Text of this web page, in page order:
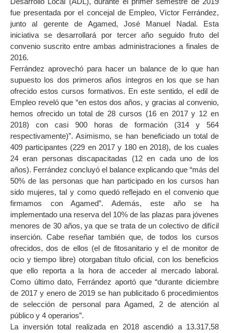
fue presentada por el concejal de Empleo, Víctor Ferrández,
junto al gerente de Agamed, José Manuel Nadal. Esta
iniciativa se desarrollará por tercer año seguido fruto del
convenio suscrito entre ambas administraciones a finales de
2016.
Ferrández aprovechó para hacer un balance de lo que han
supuesto los dos primeros años íntegros en los que se han
ofrecido estos cursos formativos. En este sentido, el edil de
Empleo reveló que “en estos dos años, y gracias al convenio,
hemos ofrecido un total de 28 cursos (16 en 2017 y 12 en
2018) con casi 900 horas de formación (314 y 564
respectivamente)”. Asimismo, se han beneficiado un total de
409 participantes (229 en 2017 y 180 en 2018), de los cuales
24 eran personas discapacitadas (12 en cada uno de los
años). Ferrández concluyó el balance explicando que “más del
50% de las personas que han participado en los cursos han
sido mujeres, tal y como quedó reflejado en el convenio que
firmamos con Agamed”. Además, este año se ha
implementado una reserva del 10% de las plazas para jóvenes
menores de 30 años, ya que se trata de un colectivo de difícil
inserción. Cabe reseñar también que, de todos los cursos
ofrecidos, dos de ellos (el de fitosanitario y el de monitor de
ocio y tiempo libre) otorgaban título oficial, con los beneficios
que ello reporta a la hora de acceder al mercado laboral.
Como último dato, Ferrández aportó que “durante diciembre
de 2017 y enero de 2019 se han publicitado 6 procedimientos
de selección de personal para Agamed, 2 de atención al
público y 4 operarios”.
La inversión total realizada en 2018 ascendió a 13.317,58